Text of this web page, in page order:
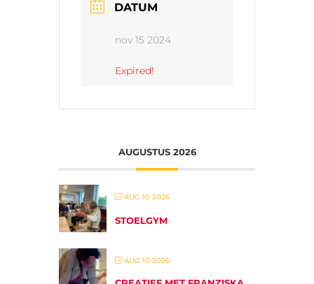
DATUM
nov 15 2024
Expired!
AUGUSTUS 2026
AUG 10 2026
STOELGYM
AUG 10 2026